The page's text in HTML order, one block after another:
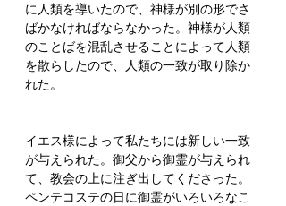
に人類を導いたので、神様が別の形でさ
ばかなければならなかった。神様が人類
のことばを混乱させることによって人類
を散らしたので、人類の一致が取り除か
れた。
イエス様によって私たちには新しい一致
が与えられた。御父から御霊が与えられ
て、教会の上に注ぎ出してくださった。
ペンテコステの日に御霊がいろいろなこ